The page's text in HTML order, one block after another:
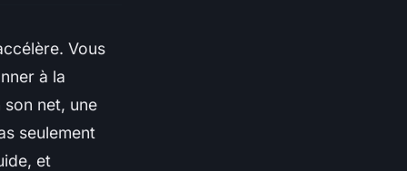
Vous
à la
son net, une
seulement
et